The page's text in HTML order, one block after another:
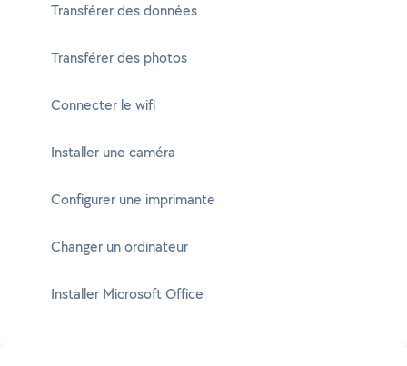
Transférer des données
Transférer des photos
Connecter le wifi
Installer une caméra
Configurer une imprimante
Changer un ordinateur
Installer Microsoft Office